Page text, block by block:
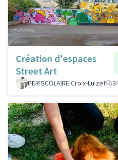
Création d'espaces
Street Art
PERISCOLAIRE Croix-Luizet
3